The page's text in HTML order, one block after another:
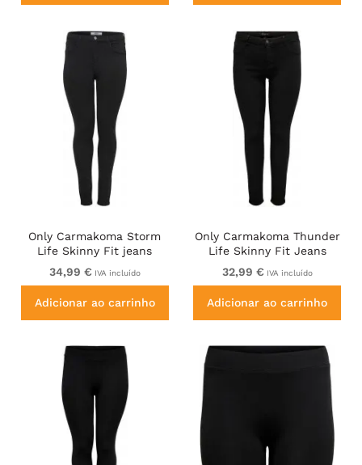
Only Carmakoma Storm
Life Skinny Fit jeans
Black
34,99 € IVA incluído
Adicionar ao carrinho
Only Carmakoma Thunder
Life Skinny Fit Jeans
Black
32,99 € IVA incluído
Adicionar ao carrinho